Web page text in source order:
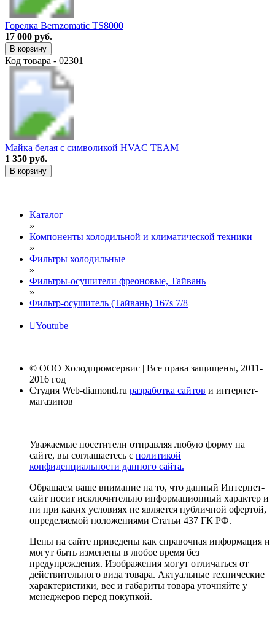
Горелка Bernzomatic TS8000
17 000 руб.
В корзину
Код товара - 02301
Майка белая с символикой HVAC TEAM
1 350 руб.
В корзину
Каталог
»
Компоненты холодильной и климатической техники
»
Фильтры холодильные
»
Фильтры-осушители фреоновые, Тайвань
»
Фильтр-осушитель (Тайвань) 167s 7/8
Youtube
© ООО Холодпромсервис | Все права защищены, 2011-
2016 год
Студия Web-diamond.ru разработка сайтов и интернет-
магазинов
Уважаемые посетители отправляя любую форму на
сайте, вы соглашаетесь с политикой
конфиденциальности данного сайта.
Обращаем ваше внимание на то, что данный Интернет-
сайт носит исключительно информационный характер и
ни при каких условиях не является публичной офертой,
определяемой положениями Статьи 437 ГК РФ.
Цены на сайте приведены как справочная информация и
могут быть изменены в любое время без
предупреждения. Изображения могут отличаться от
действительного вида товара. Актуальные технические
характеристики, вес и габариты товара уточняйте у
менеджеров перед покупкой.